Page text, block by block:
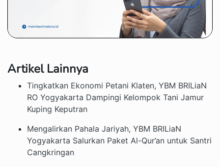
Artikel Lainnya
Tingkatkan Ekonomi Petani Klaten, YBM BRILiaN
RO Yogyakarta Dampingi Kelompok Tani Jamur
Kuping Keputran
Mengalirkan Pahala Jariyah, YBM BRILiaN
Yogyakarta Salurkan Paket Al-Qur’an untuk Santri
Cangkringan